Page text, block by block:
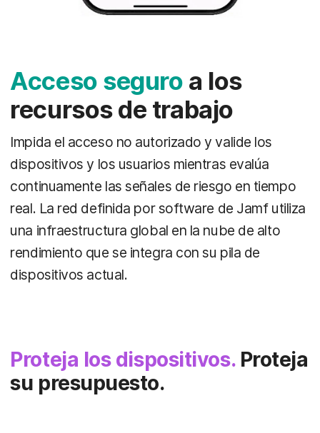
Acceso seguro a los
recursos de trabajo
Impida el acceso no autorizado y valide los
dispositivos y los usuarios mientras evalúa
continuamente las señales de riesgo en tiempo
real. La red definida por software de Jamf utiliza
una infraestructura global en la nube de alto
rendimiento que se integra con su pila de
dispositivos actual.
Proteja los dispositivos.Proteja
su presupuesto.